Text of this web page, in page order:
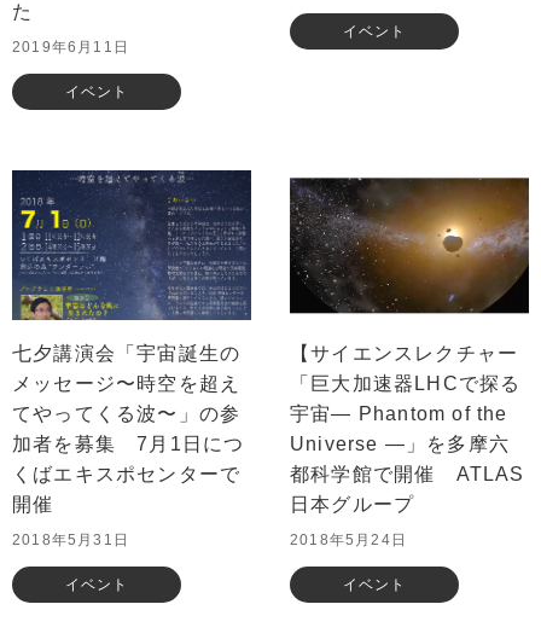
た
2019年6月11日
イベント
イベント
七夕講演会「宇宙誕生の
メッセージ〜時空を超え
てやってくる波〜」の参
加者を募集 7月1日につ
くばエキスポセンターで
開催
2018年5月31日
イベント
【サイエンスレクチャー
「巨大加速器LHCで探る
宇宙— Phantom of the
Universe —」を多摩六
都科学館で開催 ATLAS
日本グループ
2018年5月24日
イベント